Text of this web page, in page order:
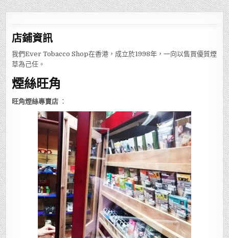
店鋪資訊
我們Ever Tobacco Shop在香港，成立於1998年，一向以售買優質煙
草為己任。
煙絲旺角
旺角煙絲專賣店 ：